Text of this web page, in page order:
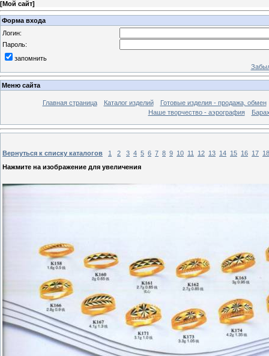
[Мой сайт]
Форма входа
Логин:
Пароль:
запомнить
Меню сайта
Главная страница Каталог изделий
Готовые изделия - продажа, обмен
Наше творчество - аэрография
Вернуться к списку каталогов 1 2 3 4 5 6 7 8 9 10 11 12 13 14 15 16 17 18
Нажмите на изображение для увеличения